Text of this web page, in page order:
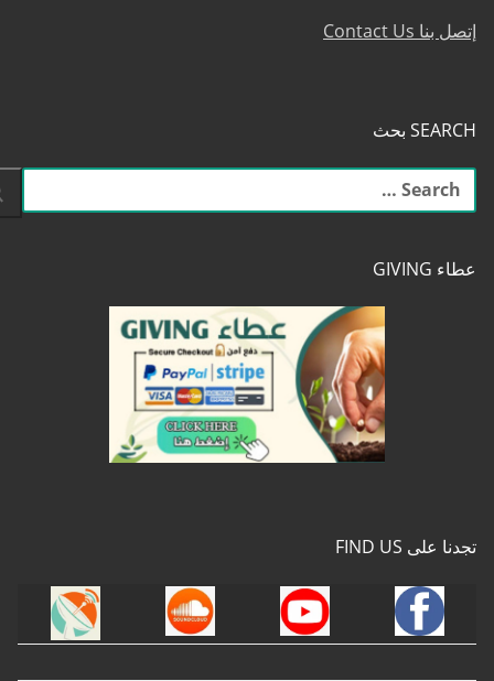
إتصل بنا Contact Us
SEARCH بحث
البحث
عن:
عطاء GIVING
تجدنا على FIND US